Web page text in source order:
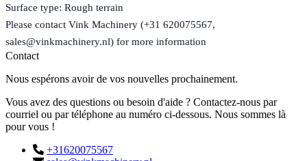
Surface type: Rough terrain
Please contact Vink Machinery (+31 620075567,
sales@vinkmachinery.nl) for more information
Contact
Nous espérons avoir de vos nouvelles prochainement.
Vous avez des questions ou besoin d'aide ? Contactez-nous par
courriel ou par téléphone au numéro ci-dessous. Nous sommes là
pour vous !
+31620075567